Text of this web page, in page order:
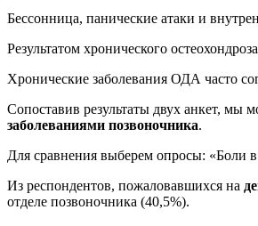
Бессонница, панические атаки и
Результатом хронического
Хронические заболевания ОДА часто
Сопоставив результаты двух анкет, мы
заболеваниями позвоночника.
Для сравнения выберем опросы: «Боли
Из респондентов, пожаловавшихся на
отделе позвоночника (40,5%).